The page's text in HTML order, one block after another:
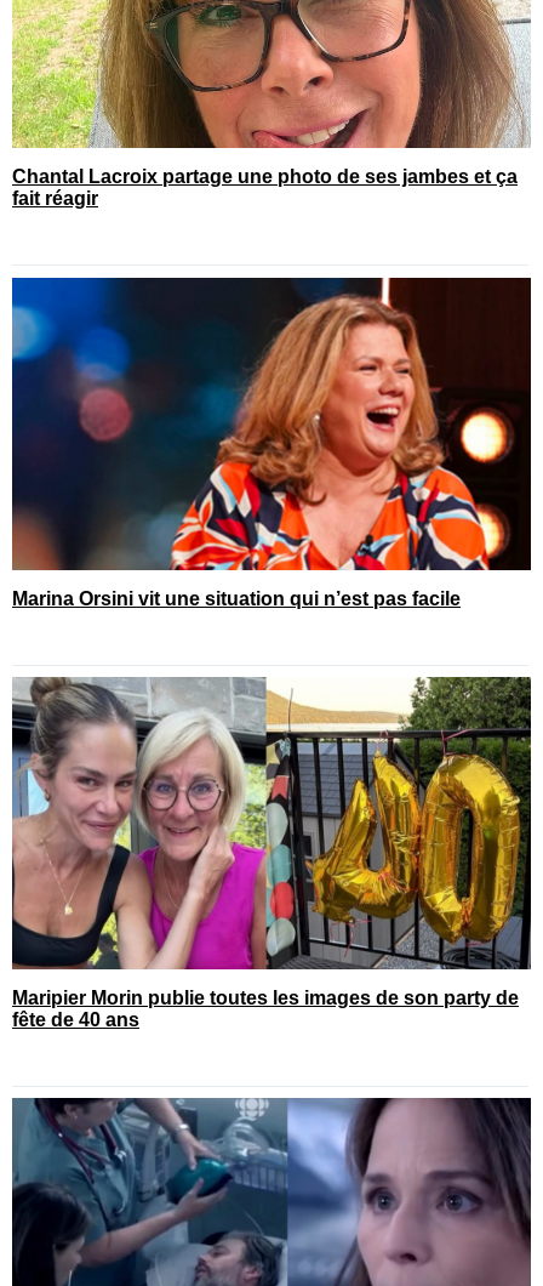
Chantal Lacroix partage une photo de ses jambes et ça
fait réagir
Marina Orsini vit une situation qui n’est pas facile
Maripier Morin publie toutes les images de son party de
fête de 40 ans